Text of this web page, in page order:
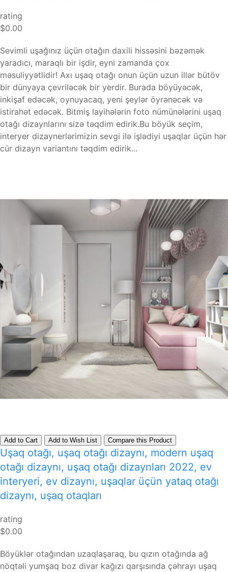
rating
$0.00
Sevimli uşağınız üçün otağın daxili hissəsini bəzəmək
yaradıcı, maraqlı bir işdir, eyni zamanda çox
məsuliyyətlidir! Axı uşaq otağı onun üçün uzun illər bütöv
bir dünyaya çevriləcək bir yerdir. Burada böyüyəcək,
inkişaf edəcək, oynuyacaq, yeni şeylər öyrənəcək və
istirahət edəcək. Bitmiş layihələrin foto nümünələrini uşaq
otağı dizaynlarını sizə təqdim edirik.Bu böyük seçim,
interyer dizaynerlərimizin sevgi ilə işlədiyi uşaqlar üçün hər
cür dizayn variantını təqdim edirik...
Add to Cart Add to Wish List Compare this Product
Uşaq otağı, uşaq otağı dizaynı, modern uşaq
otağı dizaynı, uşaq otağı dizaynları 2022, ev
interyeri, ev dizaynı, uşaqlar üçün yataq otağı
dizaynı, uşaq otaqları
rating
$0.00
Böyüklər otağından uzaqlaşaraq, bu qızın otağında ağ
nöqtəli yumşaq boz divar kağızı qarşısında çəhrayı uşaq